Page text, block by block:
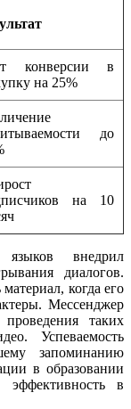
конверсии в
на 25%
до
на 10
внедрил
диалогов.
когда его
Мессенджер
таких
Успеваемость
запоминанию
в образовании
в